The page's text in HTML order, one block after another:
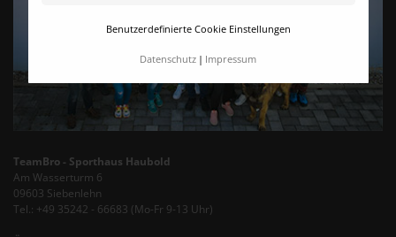
Benutzerdefinierte Cookie Einstellungen
Datenschutz Impressum
TeamBro - Sporthaus Haubold
Am Wasserturm 6
09603 Siebenlehn
Tel.: +49 35242 - 66683 (Mo-Fr 9-13 Uhr)